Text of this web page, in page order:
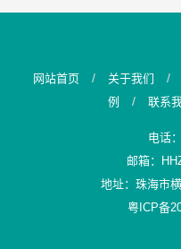
网站首页/ 关于我们 /
例
/ 联系
电话
邮箱：
地址：珠海市
粤ICP备